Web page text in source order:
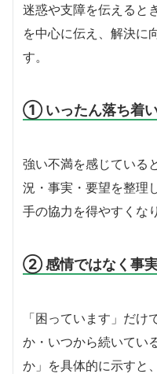
迷惑や支障を伝えると
を中心に伝え、解決に
す。
① いったん落ち着
強い不満を感じている
況・事実・要望を整理
手の協力を得やすくな
② 感情ではなく事
「困っています」だ
か・いつから続いてい
か」を具体的に示すと